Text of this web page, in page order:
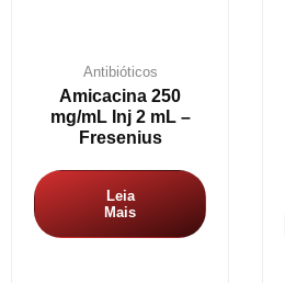
Antibióticos
Amicacina 250
mg/mL Inj 2 mL –
Fresenius
Leia
Mais